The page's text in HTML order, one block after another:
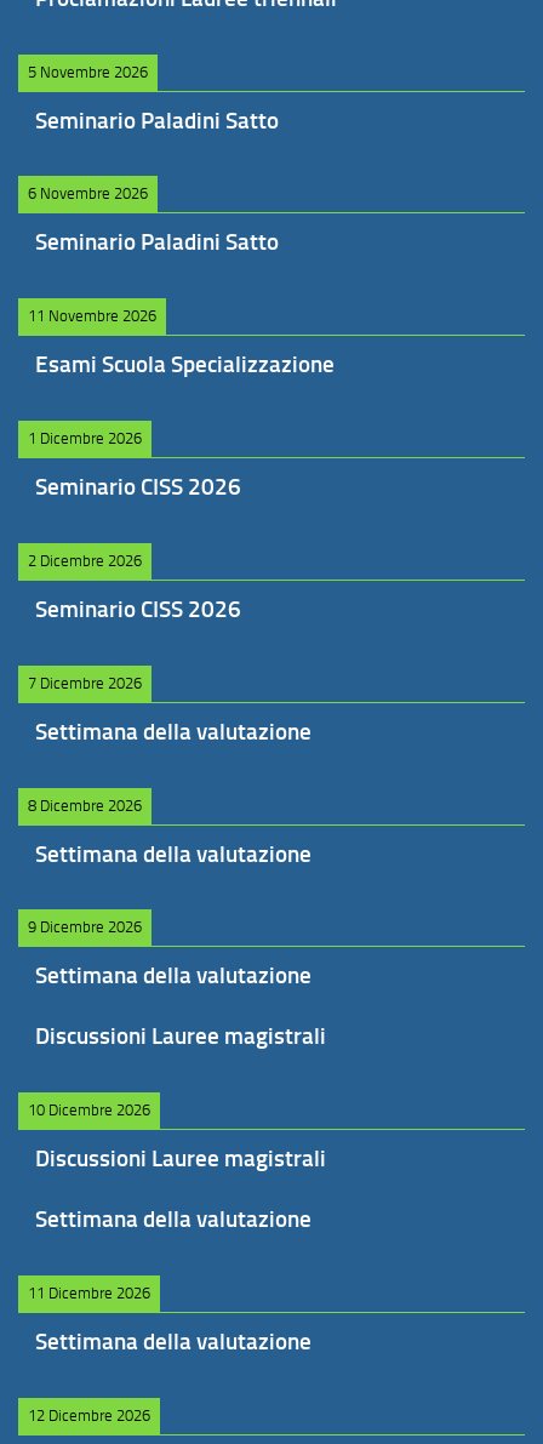
5 Novembre 2026
Seminario Paladini Satto
6 Novembre 2026
Seminario Paladini Satto
11 Novembre 2026
Esami Scuola Specializzazione
1 Dicembre 2026
Seminario CISS 2026
2 Dicembre 2026
Seminario CISS 2026
7 Dicembre 2026
Settimana della valutazione
8 Dicembre 2026
Settimana della valutazione
9 Dicembre 2026
Settimana della valutazione
Discussioni Lauree magistrali
10 Dicembre 2026
Discussioni Lauree magistrali
Settimana della valutazione
11 Dicembre 2026
Settimana della valutazione
12 Dicembre 2026